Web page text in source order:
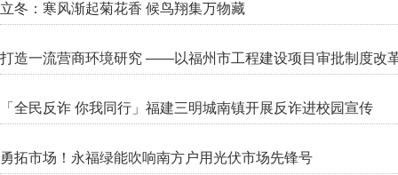
立冬：寒风渐起菊花香 候鸟翔集万物藏
打造一流营商环境研究 ——以福州市工程建设项目审批制度改
「全民反诈 你我同行」福建三明城南镇开展反诈进校园宣传
勇拓市场！永福绿能吹响南方户用光伏市场先锋号